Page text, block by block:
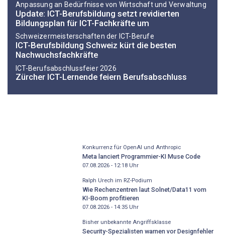
Anpassung an Bedürfnisse von Wirtschaft und Verwaltung
Update: ICT-Berufsbildung setzt revidierten
Bildungsplan für ICT-Fachkräfte um
Schweizermeisterschaften der ICT-Berufe
ICT-Berufsbildung Schweiz kürt die besten
Nachwuchsfachkräfte
ICT-Berufsabschlussfeier 2026
Zürcher ICT-Lernende feiern Berufsabschluss
Konkurrenz für OpenAI und Anthropic
Meta lanciert Programmier-KI Muse Code
07.08.2026 - 12:18Uhr
Ralph Urech im RZ-Podium
Wie Rechenzentren laut Solnet/Data11 vom
KI-Boom profitieren
07.08.2026 - 14:35Uhr
Bisher unbekannte Angriffsklasse
Security-Spezialisten warnen vor Designfehler